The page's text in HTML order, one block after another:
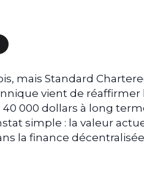
mais Standard
vient de réaffirmer
000 dollars à long
simple : la valeur
la finance